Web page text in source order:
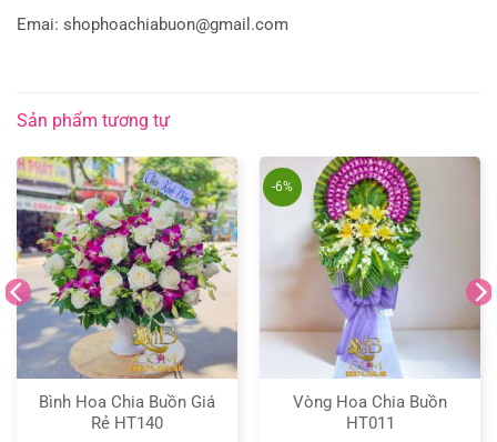
Emai: shophoachiabuon@gmail.com
Sản phẩm tương tự
Bình Hoa Chia Buồn Giá
Rẻ HT140
-6%
Vòng Hoa Chia Buồn
HT011